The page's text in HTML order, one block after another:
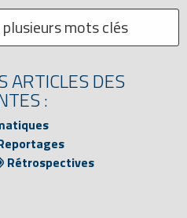
ARTICLES DES
:
Rétrospectives